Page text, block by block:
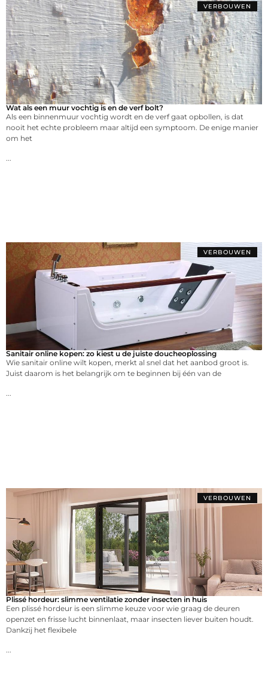
VERBOUWEN
Wat als een muur vochtig is en de verf bolt?
Als een binnenmuur vochtig wordt en de verf gaat opbollen, is dat
nooit het echte probleem maar altijd een symptoom. De enige manier
om het
VERBOUWEN
Sanitair online kopen: zo kiest u de juiste doucheoplossing
Wie sanitair online wilt kopen, merkt al snel dat het aanbod groot is.
Juist daarom is het belangrijk om te beginnen bij één van de
VERBOUWEN
Plissé hordeur: slimme ventilatie zonder insecten in huis
Een plissé hordeur is een slimme keuze voor wie graag de deuren
openzet en frisse lucht binnenlaat, maar insecten liever buiten houdt.
Dankzij het flexibele